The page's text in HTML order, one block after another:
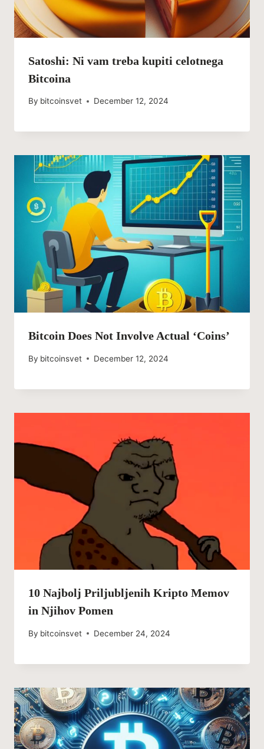
Satoshi: Ni vam treba kupiti celotnega
Bitcoina
By bitcoinsvet December 12, 2024
Bitcoin Does Not Involve Actual ‘Coins’
By bitcoinsvet December 12, 2024
10 Najbolj Priljubljenih Kripto Memov
in Njihov Pomen
By bitcoinsvet December 24, 2024